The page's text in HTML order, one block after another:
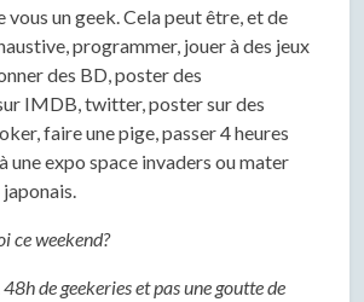
vous un geek. Cela peut être, et de
programmer, jouer à des jeux
des BD, poster des
IMDB, twitter, poster sur des
faire une pige, passer 4 heures
une expo space invaders ou mater
ce weekend?
de geekeries et pas une goutte de